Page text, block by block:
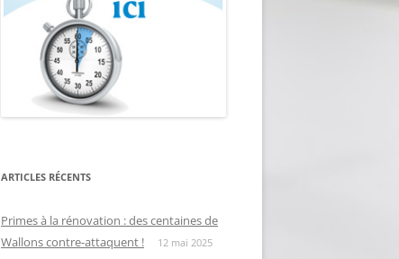
ARTICLES RÉCENTS
Primes à la rénovation : des centaines de
Wallons contre-attaquent !
12 mai 2025